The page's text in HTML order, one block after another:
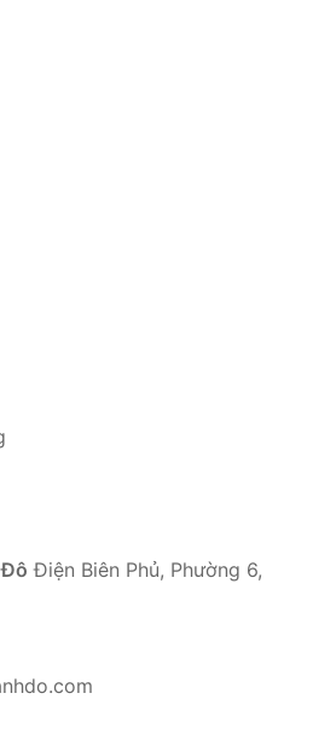
Điện Biên Phủ, Phường 6,